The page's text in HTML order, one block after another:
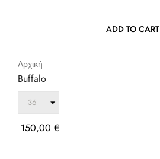
ADD TO CART
Αρχική
Buffalo
Τιμή
150,00 €